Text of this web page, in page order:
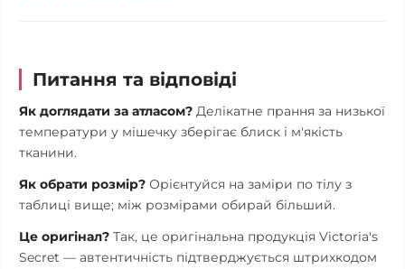
Питання та відповіді
Як доглядати за атласом? Делікатне прання за низької
температури у мішечку зберігає блиск і м'якість
тканини.
Як обрати розмір? Орієнтуйся на заміри по тілу з
таблиці вище; між розмірами обирай більший.
Це оригінал? Так, це оригінальна продукція Victoria's
Secret — автентичність підтверджується штрихкодом